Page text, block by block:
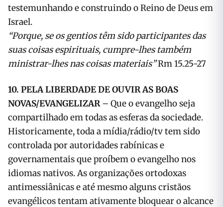
testemunhando e construindo o Reino de Deus em
Israel.
“Porque, se os gentios têm sido participantes das
suas coisas espirituais, cumpre-lhes também
ministrar-lhes nas coisas materiais”Rm 15.25-27
10. PELA LIBERDADE DE OUVIR AS BOAS
NOVAS/EVANGELIZAR– Que o evangelho seja
compartilhado em todas as esferas da sociedade.
Historicamente, toda a mídia/rádio/tv tem sido
controlada por autoridades rabínicas e
governamentais que proíbem o evangelho nos
idiomas nativos. As organizações ortodoxas
antimessiânicas e até mesmo alguns cristãos
evangélicos tentam ativamente bloquear o alcance